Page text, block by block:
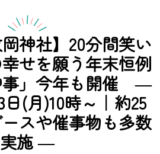
岡神社】20分間笑い
せを願う年末恒例
事」今年も開催 ―
日(月)10時～｜約25
スや催事物も多数
実施 ―